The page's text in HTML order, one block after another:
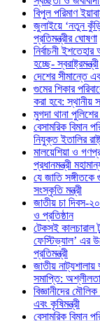
বিপুল পরিমাণ
জুলাইয়ে ‘নতুন
প্রতিমন্ত্রীর ঘোষণা
নির্বাচনী
হচ্ছে- স্বরাষ্ট্রমন্ত্রী
দেশের সীমান্তে
গুমের শিকার
করা হবে: স্থানীয়
মুগদা থানা
বেসামরিক বিমান
নিযুক্ত ইতালির
মালয়েশিয়া ও
প্রধানমন্ত্রী
যে জাতি
সংস্কৃতি মন্ত্রী
জাতীয় চা দিবস-
ও প্রতিষ্ঠান
টেকসই কালচারাল
ফেস্টিভ্যাল’ এর
প্রতিমন্ত্রী
জাতীয় নাট্যশালায়
সমাপ্তি:
বিজ্ঞানীদের
এবং কৃষিমন্ত্রী
বেসামরিক বিমান